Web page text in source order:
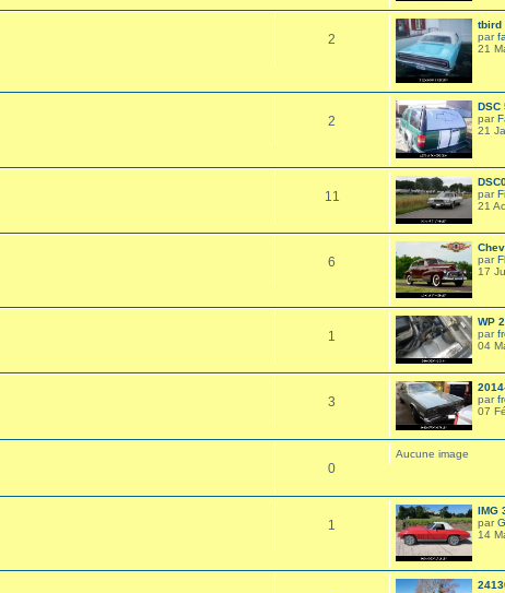
2
tbird
par
21
2
DSC
par
21
11
par
21
6
par
17
1
WP
par
04
3
par
07
0
Aucune image
1
IMG
par
14